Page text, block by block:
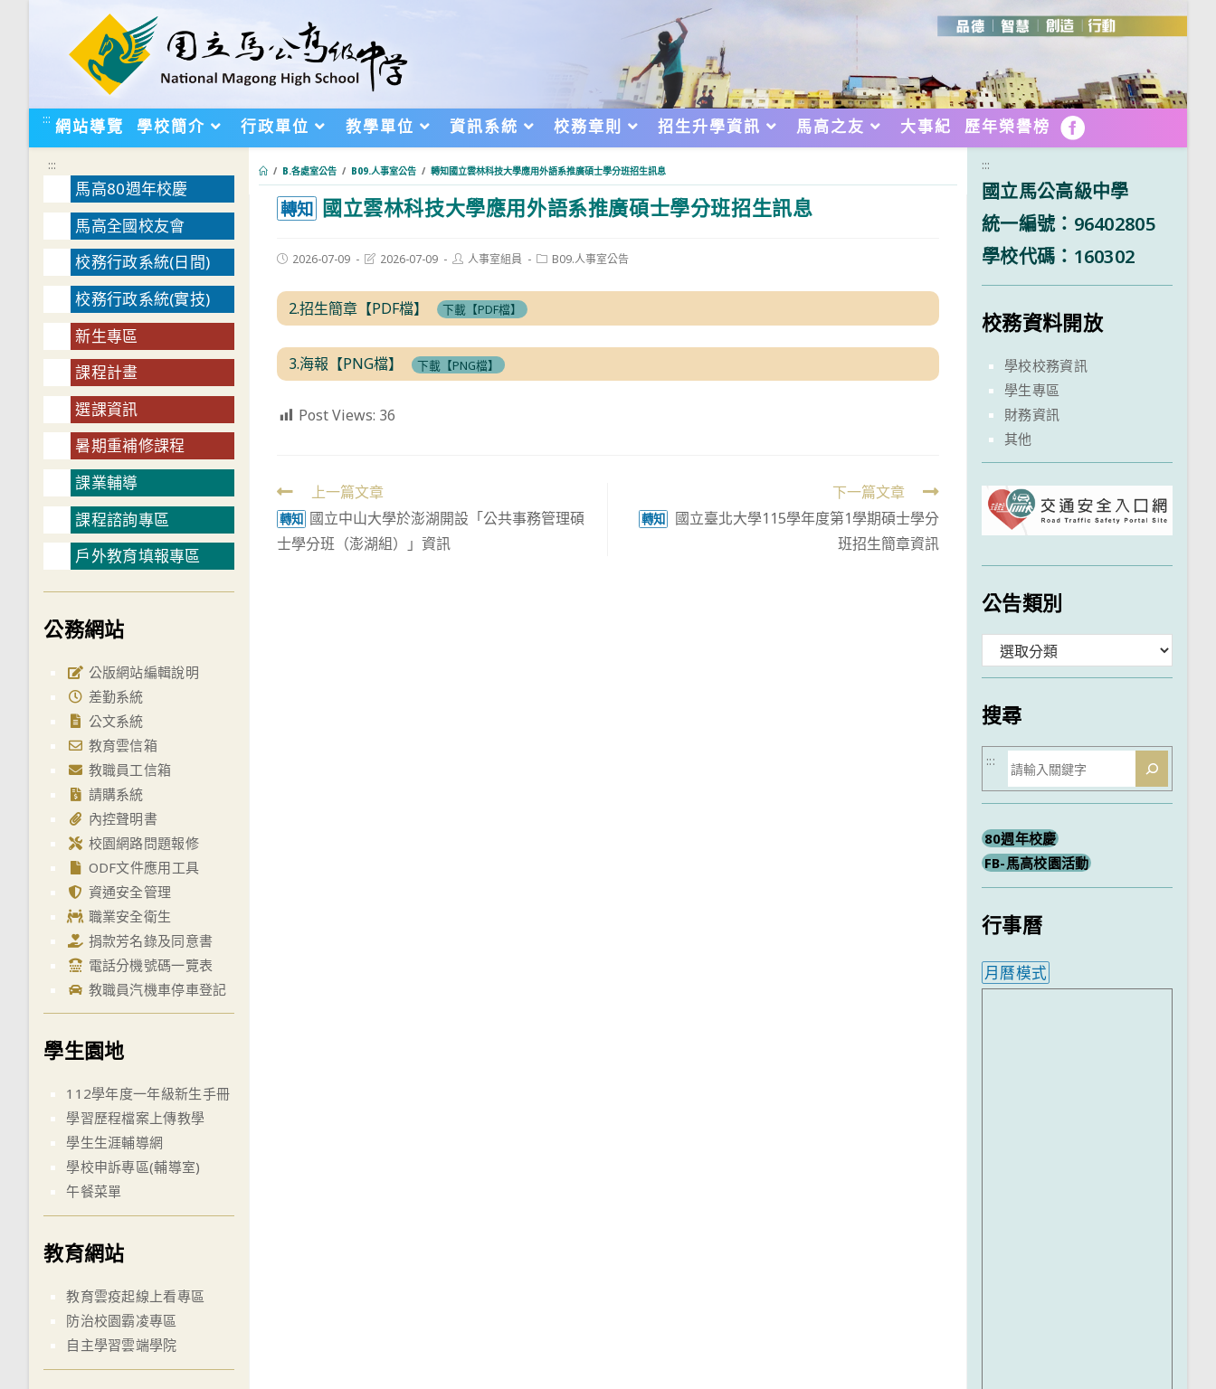
::: 網站導覽 學校簡介 行政單位 教學單位 資訊系統 校務章則 招生升學資訊 馬高之友 大事紀 歷年榮譽榜 FB
/ B.各處室公告 / B09.人事室公告 / 轉知國立雲林科技大學應用外語系推廣碩士學分班招生訊息
轉知 國立雲林科技大學應用外語系推廣碩士學分班招生訊息
Post2026-07-09
Post2026-07-09
Post人事室組員
PostB09.人事室公告
2.招生簡章【PDF檔】 下載【PDF檔】
3.海報【PNG檔】 下載【PNG檔】
Post Views: 36
Read
more
articles
上一篇文章
轉知 國立中山大學於澎湖開設「公共事務管理碩
士學分班（澎湖組）」資訊
下一篇文章
轉知
國立臺北大學115學年度第1學期碩士學分
班招生簡章資訊
:::
馬高80週年校慶
馬高全國校友會
校務行政系統(日間)
校務行政系統(實技)
新生專區
課程計畫
選課資訊
暑期重補修課程
課業輔導
課程諮詢專區
戶外教育填報專區
公務網站
公版網站編輯說明
差勤系統
公文系統
教育雲信箱
教職員工信箱
請購系統
內控聲明書
校園網路問題報修
ODF文件應用工具
資通安全管理
職業安全衛生
捐款芳名錄及同意書
電話分機號碼一覽表
教職員汽機車停車登記
學生園地
112學年度一年級新生手冊
學習歷程檔案上傳教學
學生生涯輔導網
學校申訴專區(輔導室)
午餐菜單
教育網站
教育雲疫起線上看專區
防治校園霸凌專區
自主學習雲端學院
:::
國立馬公高級中學
統一編號：96402805
學校代碼：160302
校務資料開放
學校校務資訊
學生專區
財務資訊
其他
公告類別
類
搜尋
搜
尋
:::
80週年校慶
FB-馬高校園活動
行事曆
月曆模式